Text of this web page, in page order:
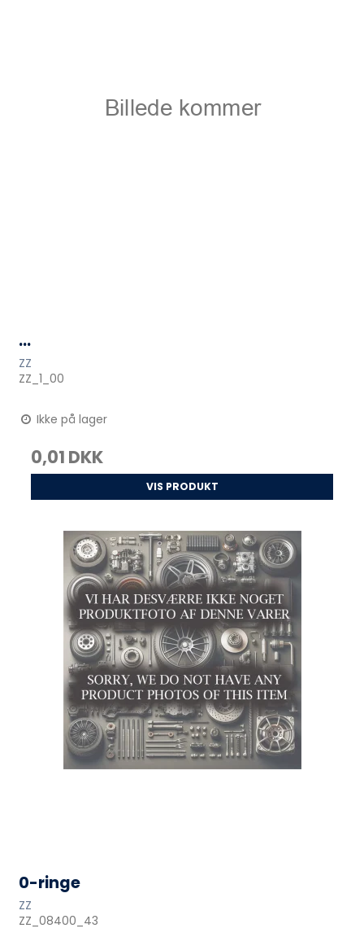
...
ZZ
ZZ_1_00
Ikke på lager
0,01 DKK
VIS PRODUKT
0-ringe
ZZ
ZZ_08400_43